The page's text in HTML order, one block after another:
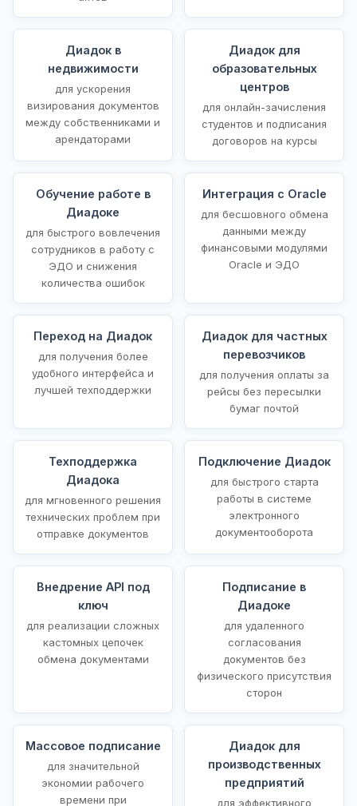
Диадок в
недвижимости
для ускорения
визирования документов
между собственниками и
арендаторами
Диадок для
образовательных
центров
для онлайн-зачисления
студентов и подписания
договоров на курсы
Обучение работе в
Диадоке
для быстрого вовлечения
сотрудников в работу с
ЭДО и снижения
количества ошибок
Интеграция с Oracle
для бесшовного обмена
данными между
финансовыми модулями
Oracle и ЭДО
Переход на Диадок
для получения более
удобного интерфейса и
лучшей техподдержки
Диадок для частных
перевозчиков
для получения оплаты за
рейсы без пересылки
бумаг почтой
Техподдержка
Диадока
для мгновенного решения
технических проблем при
отправке документов
Подключение Диадок
для быстрого старта
работы в системе
электронного
документооборота
Внедрение API под
ключ
для реализации сложных
кастомных цепочек
обмена документами
Подписание в
Диадоке
для удаленного
согласования
документов без
физического присутствия
сторон
Массовое подписание
для значительной
экономии рабочего
времени при
Диадок для
производственных
предприятий
для эффективного